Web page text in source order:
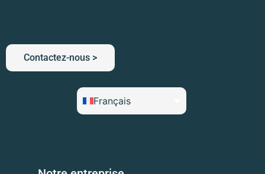
Contactez-nous >
Français